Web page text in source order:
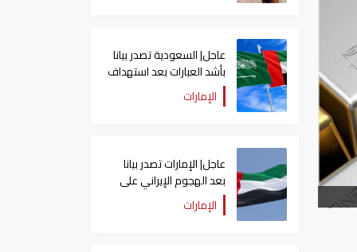
عاجل| السعودية تصدر بيانا
بأشد العبارات بعد استهداف
إيران لناقلة إماراتية
الإمارات
عاجل| الإمارات تصدر بيانا
بعد الهجوم الإيراني على
سفينة تابعة لـ"أدنوك"
الإمارات